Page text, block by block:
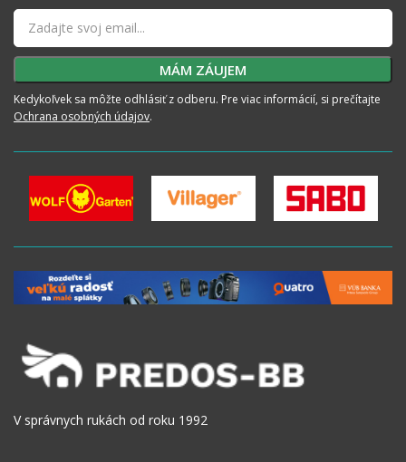
Kedykoľvek sa môžte odhlásiť z odberu. Pre viac informácií, si prečítajte
Ochrana osobných údajov.
V správnych rukách od roku 1992